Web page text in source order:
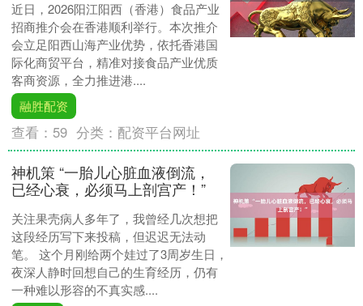
近日，2026阳江阳西（香港）食品产业
招商推介会在香港顺利举行。本次推介
会立足阳西山海产业优势，依托香港国
际化商贸平台，精准对接食品产业优质
客商资源，全力推进港....
融胜配资
查看： 59 分类： 配资平台网址
神机策 “一胎儿心脏血液倒流，
已经心衰，必须马上剖宫产！”
关注果壳病人多年了，我曾经几次想把
这段经历写下来投稿，但迟迟无法动
笔。 这个月刚给两个娃过了3周岁生日，
夜深人静时回想自己的生育经历，仍有
一种难以形容的不真实感....